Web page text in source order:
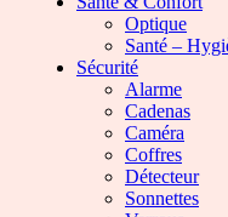
Optique
Santé –
Sécurité
Alarme
Cadenas
Caméra
Coffres
Détecteur
Sonnettes